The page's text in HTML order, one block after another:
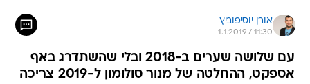
אורן יוסיפוביץ
1.1.2019 / 11:30
עם שלושה שערים ב-2018 ובלי שהשתדרג באף
אספקט, ההחלטה של מנור סולומון ל-2019 צריכה